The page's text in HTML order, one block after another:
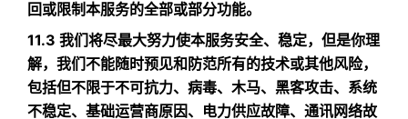
回或限制本服务的全部或部分功能。
11.3 我们将尽最大努力使本服务安全、稳定，但是你理
解，我们不能随时预见和防范所有的技术或其他风险，
包括但不限于不可抗力、病毒、木马、黑客攻击、系统
不稳定、基础运营商原因、电力供应故障、通讯网络故